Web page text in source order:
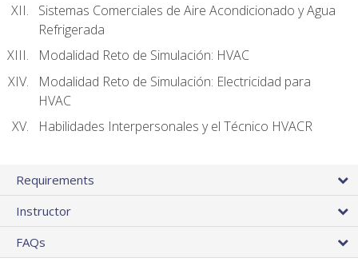
Sistemas Comerciales de Aire Acondicionado y Agua
Refrigerada
Modalidad Reto de Simulación: HVAC
Modalidad Reto de Simulación: Electricidad para
HVAC
Habilidades Interpersonales y el Técnico HVACR
Requirements
Instructor
FAQs